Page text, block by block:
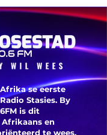
se eerste
Stasies. By
is dit
en
te wees.